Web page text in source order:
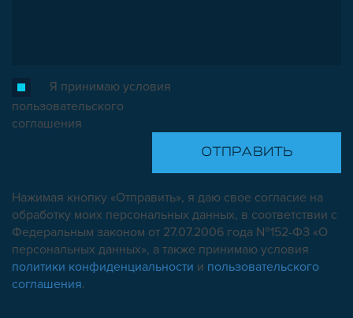
Я принимаю условия
пользовательского
соглашения
Нажимая кнопку «Отправить», я даю свое согласие на
обработку моих персональных данных, в соответствии с
Федеральным законом от 27.07.2006 года №152-ФЗ «О
персональных данных», а также принимаю условия
политики конфиденциальности и пользовательского
соглашения.